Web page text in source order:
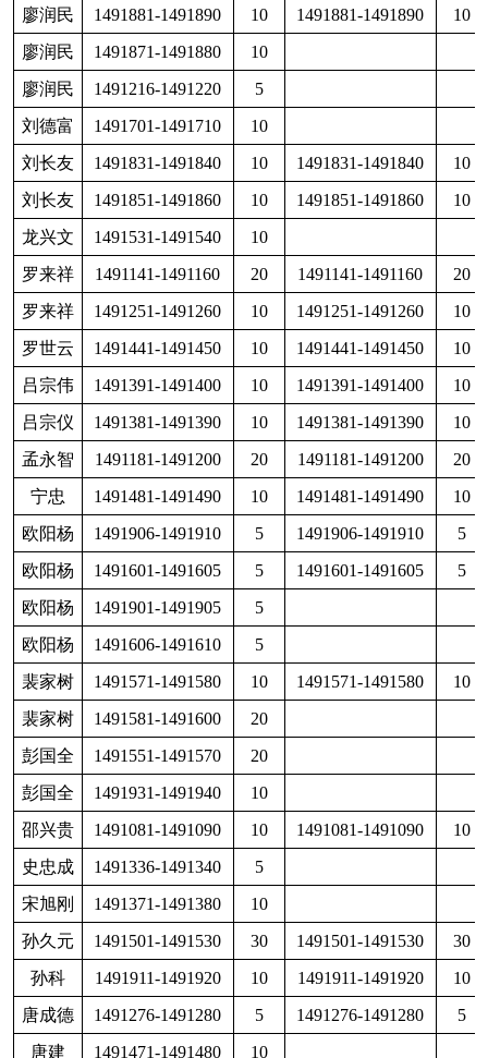
彭国全
1491551-1491570
20
彭国全
1491931-1491940
10
邵兴贵
1491081-1491090 10
史忠成
1491336-1491340
5
宋旭刚
1491371-1491380
10
孙久元
1491501-1491530 30
孙科
1491911-1491920 10 1491911-1491920
10
唐成德
1491276-1491280 5 1491276-1491280
5
唐建
1491471-1491480
10
唐荣均
1491651-1491670
20
陶厚刚
1491351-1491370 20
陶启富
陶远贵
1491921-1491925
5
汪涛
1491891-1491900
10
王成树
1491681-1491690 10 1491681-1491690
10
王川
吴平
1491971-1491980 10 1491971-1491980
10
吴平
1491406-1491410 5 1491406-1491410
5
项建如
1491421-1491430 10 1491421-1491430
10
项建如
1491611-1491620 10 1491611-1491620
10
肖玉平
1491981-1492000
20
颜旭
1491001-1491060 60 1491001-1491060
60
杨成林
1491101-1491110 10 1491101-1491110
10
杨驰
1491211-1491215 5 1491211-1491215
5
叶忠富
1491711-1491720
10
余重九
1491321-1491330 10 1491321-1491330
10
余重九
1491341-1491350 10 1491341-1491350
10
余重九
1491435-1491440 5
余重九
余重九
1491746-1491750 5
张超富
1491731-1491740
10
张大伟
1491451-1491460 10 1491451-1491460
10
张五贵
张一刚
1491646-1491650
5
张永刚
1491161-1491180 20
朱兴烈
1491671-1491680 10 1491671-1491680 10
合计 939
黄昌旭
1491941-1491950
10
李春其
1491061-1491070 10
李果
1491466-1491470
李果
1491461-1491465
5
李会
1491271-1491275
李会
1491961-1491970 10
李君和
1491071-1491080 10
李良
1491231-1491240 10
李良
1491951-1491960 10
李廷辉
1491331-1491335
5
李文勇
1491841-14911845 5
李忠德
1491721-1491730
廖润民
1491861-1491870 10
廖润民
1491881-1491890
廖润民
1491871-1491880
10
廖润民
1491216-1491220
刘德富
1491701-1491710
10
刘长友
1491831-1491840 10
刘长友
1491851-1491860 10